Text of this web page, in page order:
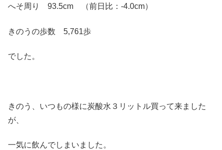
へそ周り 93.5cm （前日比：-4.0cm）
きのうの歩数 5,761歩
でした。
きのう、いつもの様に炭酸水３リットル買って来ました
が、
一気に飲んでしまいました。